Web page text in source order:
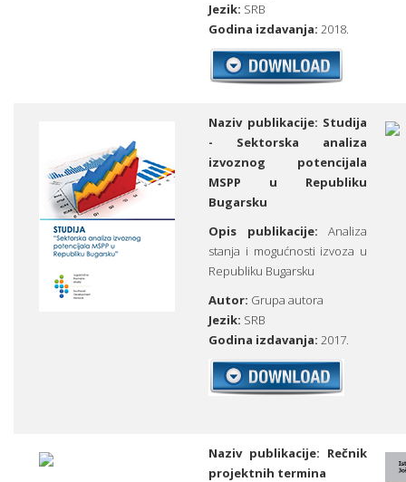
Jezik: SRB
Godina izdavanja: 2018.
Naziv publikacije: Studija
- Sektorska analiza
izvoznog potencijala
MSPP u Republiku
Bugarsku
Opis publikacije: Analiza
stanja i mogućnosti izvoza u
Republiku Bugarsku
Autor: Grupa autora
Jezik: SRB
Godina izdavanja: 2017.
Naziv publikacije: Rečnik
projektnih termina